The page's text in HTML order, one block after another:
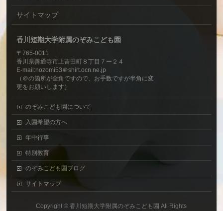
サイトマップ
香川短期大学附属のぞみこども園
〒765-0011
香川県善通寺市上吉田町８丁目７ー２４
E-mail:nozomi53＠shirt.ocn.ne.jp
（＠の箇所が全角ですので、お手数ですが半角に変
更をお願いします）
のぞみこども園について
入園希望の方へ
年中行事
特別教育
のぞみこども園ブログ
サイトマップ
Copyright ©香川短期大学附属のぞみこども園 All Rights